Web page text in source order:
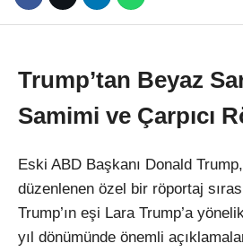
Trump’tan Beyaz
Samimi ve Çarpıcı
Eski ABD Başkanı Donald
düzenlenen özel bir röportaj
Trump’ın eşi Lara Trump’a
yıl dönümünde önemli